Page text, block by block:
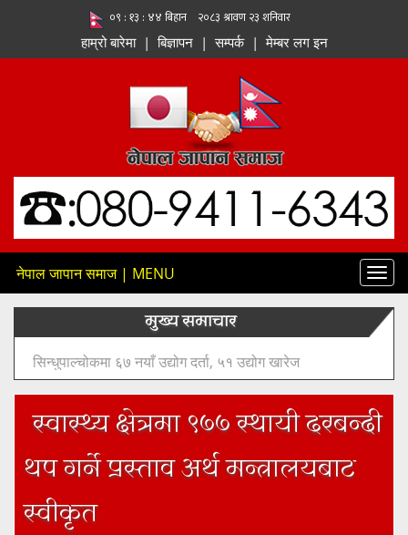
हाम्रो बारेमा | बिज्ञापन | सम्पर्क | मेम्बर लग इन
नेपाल जापान समाज | MENU
मुख्य समाचार
१२८ मेगावाट क्षमताको तमोर–मेवा जलविद्युत् आयोजनाको सुरुङ
निर्माण कार्य औपचारिक रूपमा सुरु
स्वास्थ्य क्षेत्रमा ९७७ स्थायी दरबन्दी
थप गर्ने प्रस्ताव अर्थ मन्त्रालयबाट
स्वीकृत